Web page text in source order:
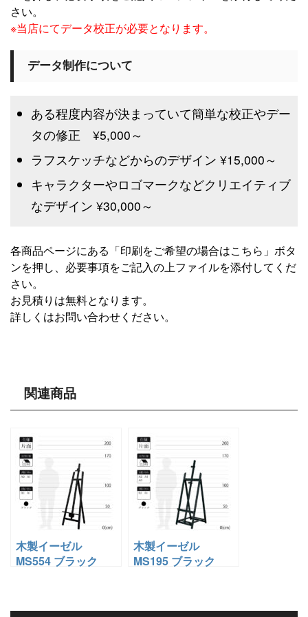
さい。
※当店にてデータ校正が必要となります。
データ制作について
ある程度内容が決まっていて簡単な校正やデー
タの修正 ¥5,000～
ラフスケッチなどからのデザイン ¥15,000～
キャラクターやロゴマークなどクリエイティブ
なデザイン ¥30,000～
各商品ページにある「印刷をご希望の場合はこちら」ボタ
ンを押し、必要事項をご記入の上ファイルを添付してくだ
さい。
お見積りは無料となります。
詳しくはお問い合わせください。
関連商品
木製イーゼル
MS554 ブラック
木製イーゼル
MS195 ブラック